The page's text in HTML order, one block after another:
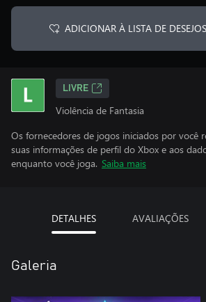
ADICIONAR À LISTA DE DESEJOS
LIVRE
Violência de Fantasia
Os fornecedores de jogos iniciados por você
suas informações de perfil do Xbox e aos
enquanto você joga. Saiba mais
DETALHES AVALIAÇÕES
Galeria